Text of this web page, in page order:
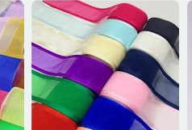
букет